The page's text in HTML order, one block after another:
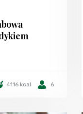
4116 kcal 6